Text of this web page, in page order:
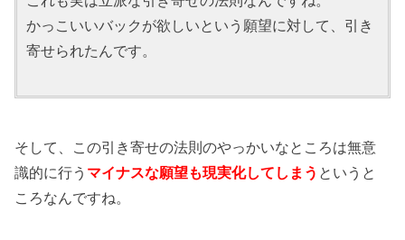
かっこいいバックが欲しいという願望に対して、引き
寄せられたんです。
そして、この引き寄せの法則のやっかいなところは無意
識的に行う マイナスな願望も現実化してしまう というと
ころなんですね。